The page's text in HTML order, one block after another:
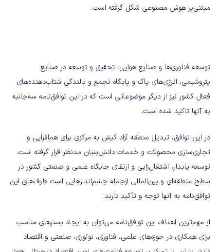
مبتنی‌بر هوش‌ مصنوعی شکل گرفته است.
توسعه فناوری‌ها و صنایع هوایی، تحقیق و توسعه در صنایع
پتروشیمی، انرژی‌های پاک و پایگاه تجمع و بالندگی شتاب‌دهنده‌های
فعال کشور نیز از دیگر موضوعاتی است که در این توافق‌نامه سه‌جانبه
به آنها تاکید شده است.
در این توافق، تبدیل منطقه آزاد کیش به مرکزی برای هم‌افزایی و
تجاری‌سازی محصولات و خدمات دانش‌بنیان مدنظر قرار گرفته است.
توسعه پایدار، اشتغال‌زایی و ارتقای جایگاه علمی و صنعتی کشور در
سطح منطقه‌ای و بین‌المللی ازجمله چشم‌اندازهایی است طرف‌های این
توافق‌نامه به آنها توجه و تأکید دارند.
از مهم‌ترین اهداف این توافق‌نامه می‌توان به ایجاد بسترهای مناسب
برای همکاری در حوزه‌های علمی، فناوری، نوآوری، صنعتی و اقتصاد